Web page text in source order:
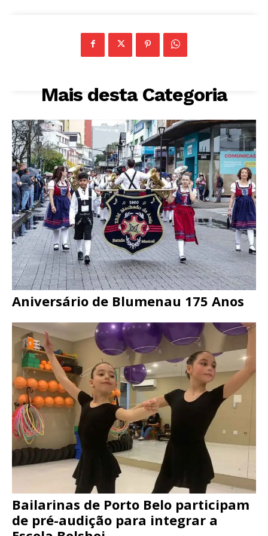
Mais desta Categoria
Aniversário de Blumenau 175 Anos
Bailarinas de Porto Belo participam
de pré-audição para integrar a